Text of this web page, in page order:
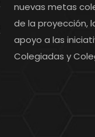
nuevas metas
de la proyección,
apoyo a las
Colegiadas y